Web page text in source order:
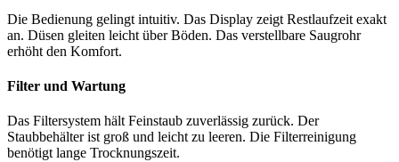
Die Bedienung gelingt intuitiv. Das Display zeigt Restlaufzeit exakt
an. Düsen gleiten leicht über Böden. Das verstellbare Saugrohr
erhöht den Komfort.
Filter und Wartung
Das Filtersystem hält Feinstaub zuverlässig zurück. Der
Staubbehälter ist groß und leicht zu leeren. Die Filterreinigung
benötigt lange Trocknungszeit.